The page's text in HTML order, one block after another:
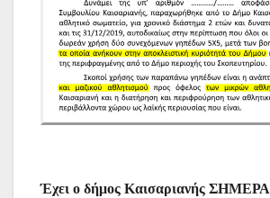
Έχει ο δήμος Καισαριανής ΣΗΜΕΡΑ